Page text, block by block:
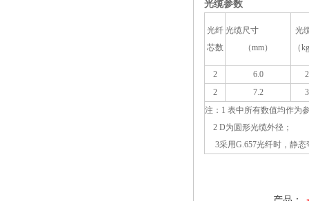
光缆参数
光纤
芯数
光缆尺寸
（mm）
光
（
2 6.0
2
7.2
注：1 表中所有数值均作为
2 D为圆形光缆外径；
3采用G.657光纤时，静态